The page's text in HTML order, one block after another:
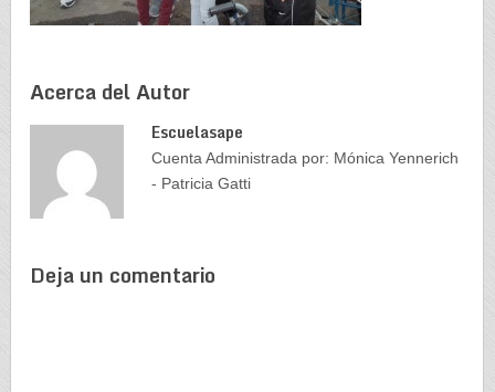
Acerca del Autor
Escuelasape
Cuenta Administrada por: Mónica Yennerich
- Patricia Gatti
Deja un comentario